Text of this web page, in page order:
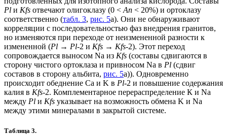
Pl и Kfs отвечают олигоклазу (0 < An < 20%) и ортоклазу
соответственно (табл. 3, рис. 5а). Они не обнаруживают
корреляции с последовательностью фаз внедрения гранитов,
но изменяются при переходе от неизмененной разности к
измененной (Pl → Pl-2 и Kfs → Kfs-2). Этот переход
сопровождается выносом Na из Kfs (составы сдвигаются в
сторону чистого ортоклаза и привносом Na в Pl (сдвиг
составов в сторону альбита, рис. 5а)). Одновременно
происходит обеднение Ca и K в Pl-2 и повышение содержания
калия в Kfs-2. Комплементарное перераспределение К и Na
между Pl и Kfs указывает на возможность обмена K и Na
между этими минералами в закрытой системе.
Таблица 3.